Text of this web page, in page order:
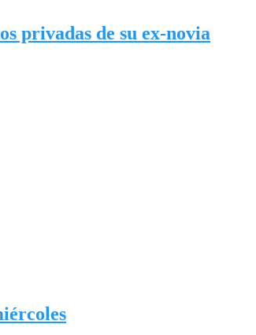
privadas de su ex-novia